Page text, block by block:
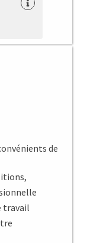
de
travail